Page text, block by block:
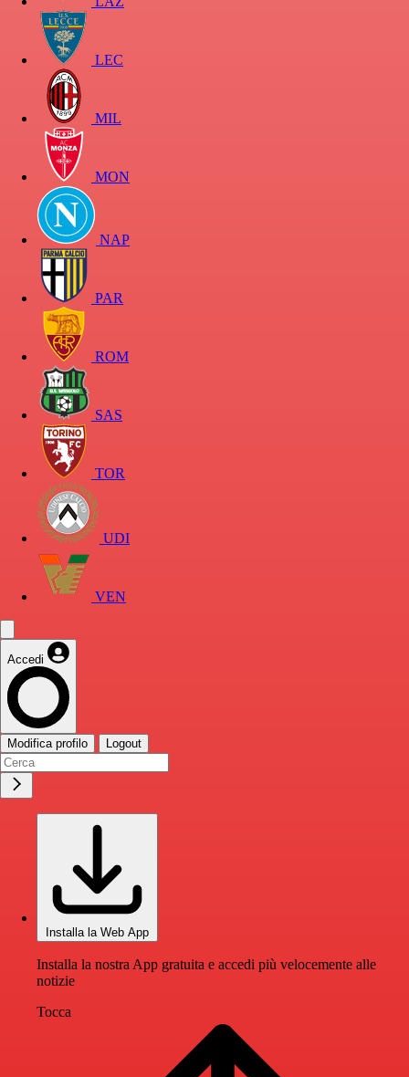
LEC
MIL
MON
NAP
PAR
ROM
SAS
TOR
UDI
VEN
Accedi
Modifica profilo Logout
Installa la Web App
Installa la nostra App gratuita e accedi più velocemente alle
notizie
Tocca